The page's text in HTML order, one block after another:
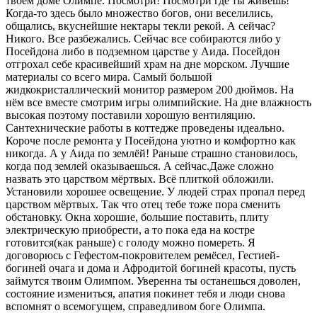
Когда-то здесь было множество богов, они веселились,
общались, вкуснейшие нектары текли рекой. А сейчас?
Никого. Все разбежались. Сейчас все собираются либо у
Посейдона либо в подземном царстве у Аида. Посейдон
отгрохал себе красивейший храм на дне морском. Лучшие
материалы со всего мира. Самый большой
жидкокристаллический монитор размером 200 дюймов. На
нём все вместе смотрим игры олимпийские. На дне влажность
высокая поэтому поставили хорошую вентиляцию.
Сантехнические работы в коттедже проведены идеально.
Короче после ремонта у Посейдона уютно и комфортно как
никогда. А у Аида по землёй! Раньше страшно становилось,
когда под землей оказываешься. А сейчас.Даже сложно
назвать это царством мёртвых. Всё плиткой обложили.
Установили хорошее освещение. У людей страх пропал перед
царством мёртвых. Так что отец тебе тоже пора сменить
обстановку. Окна хорошие, большие поставить, плиту
электрическую приобрести, а то пока еда на костре
готовится(как раньше) с голоду можно помереть. Я
договорюсь с Гефестом-покровителем ремёсел, Гестией-
богиней очага и дома и Афродитой богиней красоты, пусть
займутся твоим Олимпом. Уверенна ты останешься доволен,
состояние измениться, апатия покинет тебя и люди снова
вспомнят о всемогущем, справедливом боге Олимпа.